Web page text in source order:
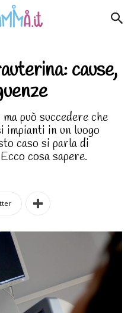
cause,
può succedere che
impianti in un luogo
caso si parla di
cosa sapere.